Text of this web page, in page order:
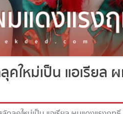
ใหม่เป็น แอเรียล